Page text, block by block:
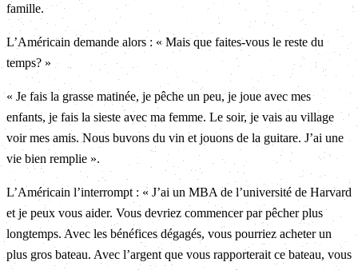
famille.
L’Américain demande alors : « Mais que faites-vous le reste du
temps? »
« Je fais la grasse matinée, je pêche un peu, je joue avec mes
enfants, je fais la sieste avec ma femme. Le soir, je vais au village
voir mes amis. Nous buvons du vin et jouons de la guitare. J’ai une
vie bien remplie ».
L’Américain l’interrompt : « J’ai un MBA de l’université de Harvard
et je peux vous aider. Vous devriez commencer par pêcher plus
longtemps. Avec les bénéfices dégagés, vous pourriez acheter un
plus gros bateau. Avec l’argent que vous rapporterait ce bateau, vous